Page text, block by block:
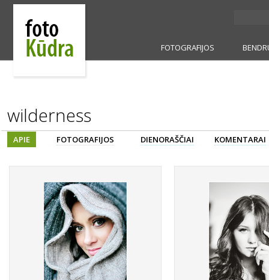
FOTOGRAFIJOS
wilderness
APIE FOTOGRAFIJOS DIENORAŠČIAI KOMENTARAI